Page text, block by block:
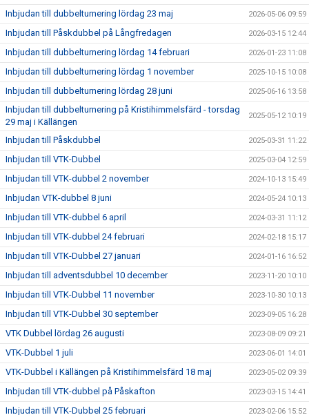
Inbjudan till dubbelturnering lördag 23 maj 2026-05-06 09:59
Inbjudan till Påskdubbel på Långfredagen 2026-03-15 12:44
Inbjudan till dubbelturnering lördag 14 februari 2026-01-23 11:08
Inbjudan till dubbelturnering lördag 1 november 2025-10-15 10:08
Inbjudan till dubbelturnering lördag 28 juni 2025-06-16 13:58
Inbjudan till dubbelturnering på Kristihimmelsfärd - torsdag
29 maj i Källängen
2025-05-12 10:19
Inbjudan till Påskdubbel 2025-03-31 11:22
Inbjudan till VTK-Dubbel 2025-03-04 12:59
Inbjudan till VTK-dubbel 2 november 2024-10-13 15:49
Inbjudan VTK-dubbel 8 juni 2024-05-24 10:13
Inbjudan till VTK-dubbel 6 april 2024-03-31 11:12
Inbjudan till VTK-dubbel 24 februari 2024-02-18 15:17
Inbjudan till VTK-Dubbel 27 januari 2024-01-16 16:52
Inbjudan till adventsdubbel 10 december 2023-11-20 10:10
Inbjudan till VTK-Dubbel 11 november 2023-10-30 10:13
Inbjudan till VTK-Dubbel 30 september 2023-09-05 16:28
VTK Dubbel lördag 26 augusti 2023-08-09 09:21
VTK-Dubbel 1 juli 2023-06-01 14:01
VTK-Dubbel i Källängen på Kristihimmelsfärd 18 maj 2023-05-02 09:39
Inbjudan till VTK-dubbel på Påskafton 2023-03-15 14:41
Inbjudan till VTK-Dubbel 25 februari 2023-02-06 15:52